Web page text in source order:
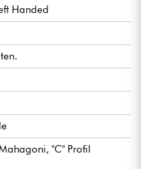
Handed
"C" Profil